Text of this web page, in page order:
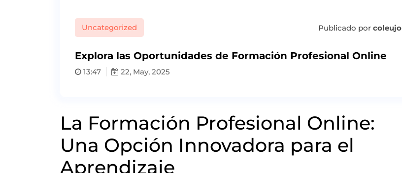
Uncategorized Publicado porcoleujo
Explora las Oportunidades de Formación Profesional Online
13:47 22, May, 2025
La Formación Profesional Online:
Una Opción Innovadora para el
Aprendizaje